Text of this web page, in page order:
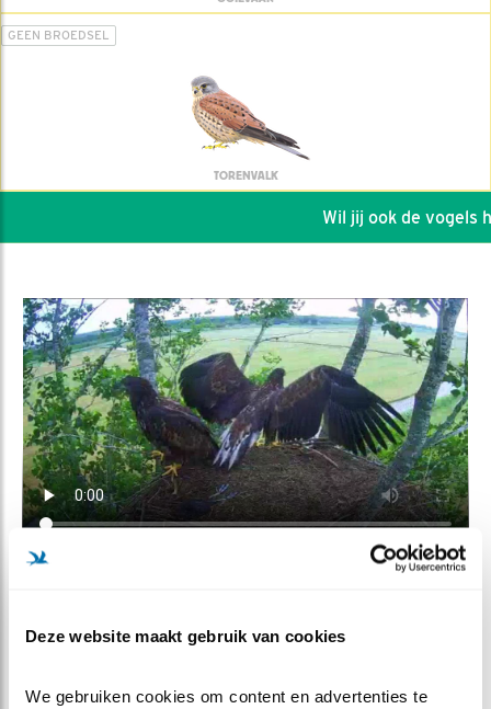
Deze website maakt gebruik van cookies
We gebruiken cookies om content en advertenties te
GEEN BROEDSEL
TORENVALK
Wil jij ook de vogels